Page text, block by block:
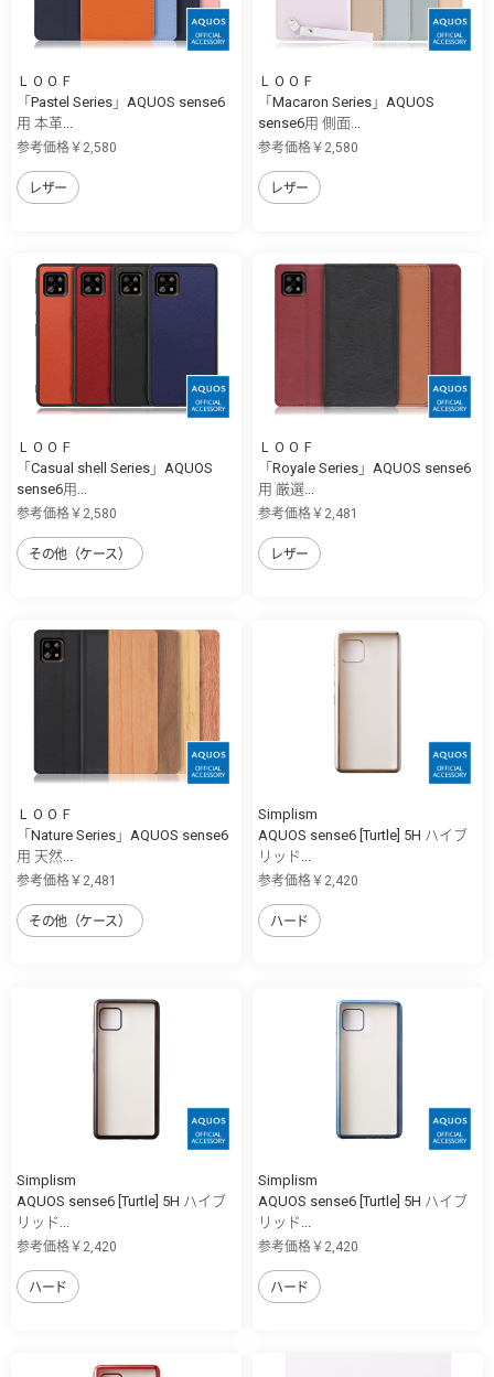
ＬＯＯＦ
「Pastel Series」AQUOS sense6
用 本革...
参考価格￥2,580
レザー
ＬＯＯＦ
「Macaron Series」AQUOS
sense6用 側面...
参考価格￥2,580
レザー
ＬＯＯＦ
「Casual shell Series」AQUOS
sense6用...
参考価格￥2,580
その他（ケース）
ＬＯＯＦ
「Royale Series」AQUOS sense6
用 厳選...
参考価格￥2,481
レザー
ＬＯＯＦ
「Nature Series」AQUOS sense6
用 天然...
参考価格￥2,481
その他（ケース）
Simplism
AQUOS sense6 [Turtle] 5H ハイブ
リッド...
参考価格￥2,420
ハード
Simplism
AQUOS sense6 [Turtle] 5H ハイブ
リッド...
参考価格￥2,420
ハード
Simplism
AQUOS sense6 [Turtle] 5H ハイブ
リッド...
参考価格￥2,420
ハード